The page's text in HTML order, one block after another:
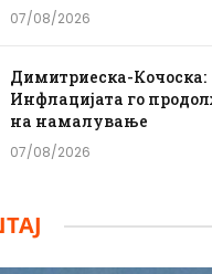
07/08/2026
Димитриеска-Кочоска:
Инфлацијата го
на намалување
07/08/2026